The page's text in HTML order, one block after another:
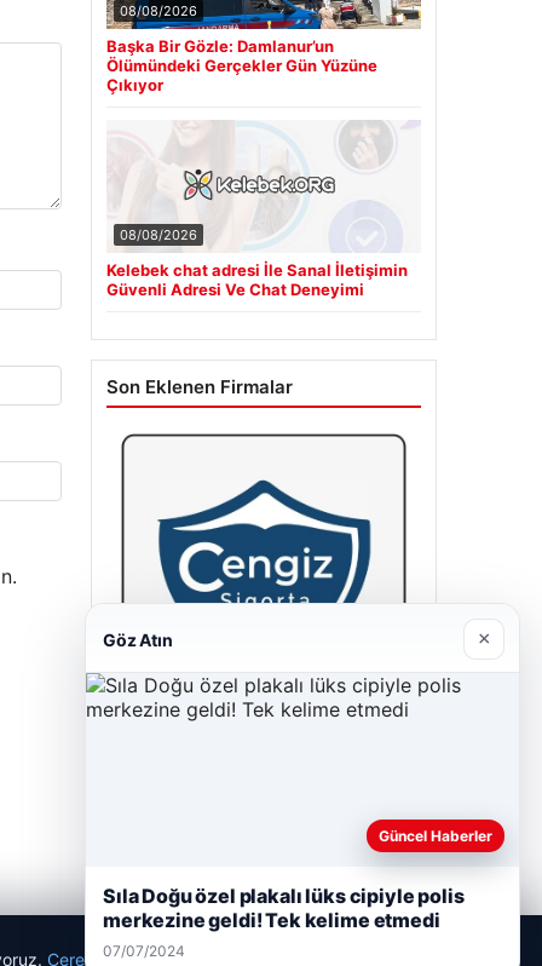
08/08/2026
Başka Bir Gözle: Damlanur’un
Ölümündeki Gerçekler Gün Yüzüne
Çıkıyor
08/08/2026
Kelebek chat adresi İle Sanal İletişimin
Güvenli Adresi Ve Chat Deneyimi
Son Eklenen Firmalar
Çerez Politikamız
Göz Atın ×
Güncel Haberler
Sıla Doğu özel plakalı lüks cipiyle polis
merkezine geldi! Tek kelime etmedi
07/07/2024